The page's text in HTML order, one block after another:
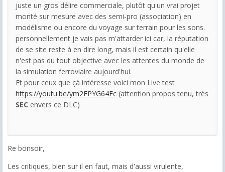
juste un gros délire commerciale, plutôt qu'un vrai projet
monté sur mesure avec des semi-pro (association) en
modélisme ou encore du voyage sur terrain pour les sons.
personnellement je vais pas m'attarder ici car, la réputation
de se site reste à en dire long, mais il est certain qu'elle
n'est pas du tout objective avec les attentes du monde de
la simulation ferroviaire aujourd'hui.
Et pour ceux que çà intéresse voici mon Live test
https://youtu.be/ym2FPYG64Ec (attention propos tenu, très
SEC envers ce DLC)
Re bonsoir,
Les critiques, bien sur il en faut, mais d'aussi virulente,